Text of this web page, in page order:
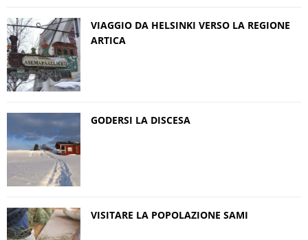
VIAGGIO DA HELSINKI VERSO LA REGIONE
ARTICA
GODERSI LA DISCESA
VISITARE LA POPOLAZIONE SAMI